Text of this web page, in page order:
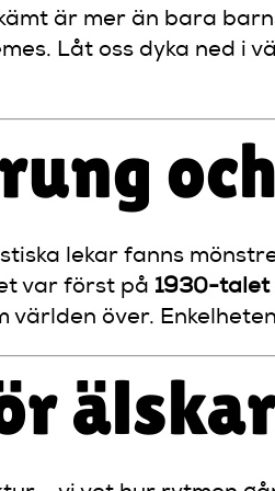
är mer än bara
Låt oss dyka ned i
lekar fanns
var först på 1930-talet
världen över.